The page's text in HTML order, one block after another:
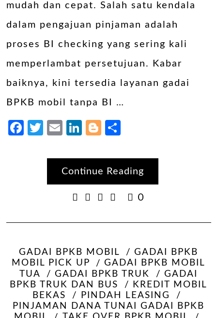
mudah dan cepat. Salah satu kendala
dalam pengajuan pinjaman adalah
proses BI checking yang sering kali
memperlambat persetujuan. Kabar
baiknya, kini tersedia layanan gadai
BPKB mobil tanpa BI …
Facebook
Twitter
EmailLinkedIn
Blogger
Continue Reading
0
GADAI BPKB MOBIL
GADAI BPKB
MOBIL PICK UP
GADAI BPKB MOBIL
TUA
GADAI BPKB TRUK
GADAI
BPKB TRUK DAN BUS
KREDIT MOBIL
BEKAS
PINDAH LEASING
PINJAMAN DANA TUNAI GADAI BPKB